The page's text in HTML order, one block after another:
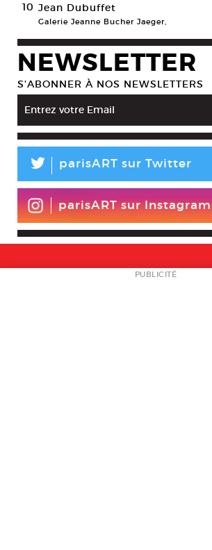
10 Jean Dubuffet
Galerie Jeanne Bucher Jaeger,
NEWSLETTER
S’ABONNER À NOS NEWSLETTERS
L parisART sur Twitter
parisART sur Instagram
NEWSLETTER
PUBLICITÉ